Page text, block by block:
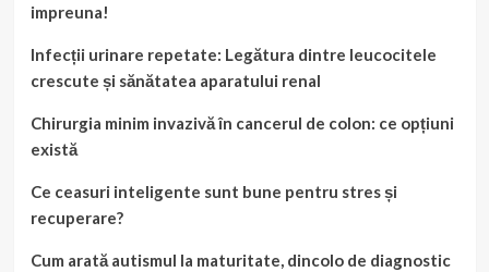
impreuna!
Infecții urinare repetate: Legătura dintre leucocitele
crescute și sănătatea aparatului renal
Chirurgia minim invazivă în cancerul de colon: ce opțiuni
există
Ce ceasuri inteligente sunt bune pentru stres și
recuperare?
Cum arată autismul la maturitate, dincolo de diagnostic